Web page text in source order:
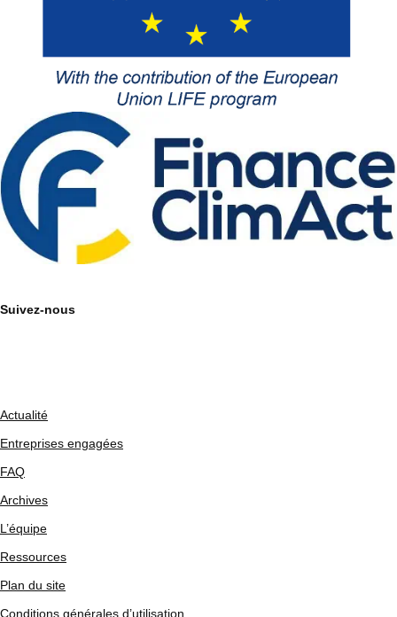
Suivez-nous
Actualité
Entreprises engagées
FAQ
Archives
L’équipe
Ressources
Plan du site
Conditions générales d’utilisation